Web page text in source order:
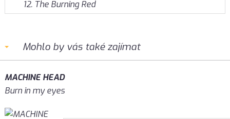
12. The Burning Red
Mohlo by vás také zajímat
MACHINE HEAD
Burn in my eyes